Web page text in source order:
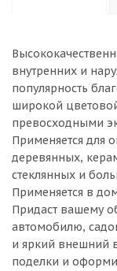
внутренних и
популярность
широкой
превосходными
Применяется для
деревянных,
стеклянных и
Применяется в
Придаст вашему
автомобилю,
и яркий внешний
поделки и